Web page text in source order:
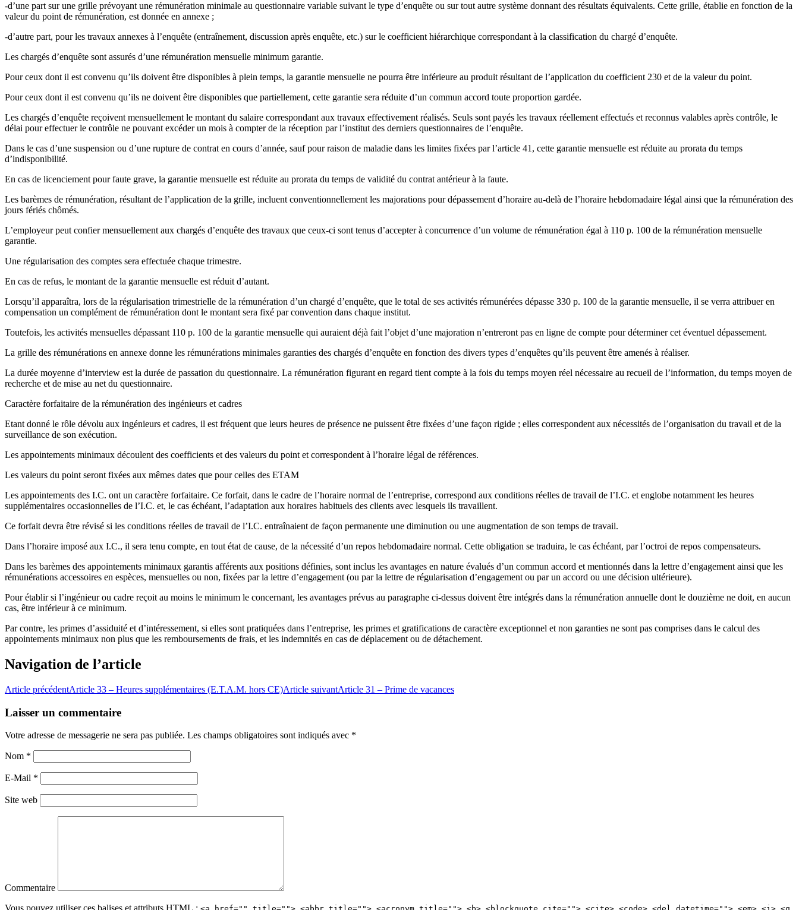
-d’une part sur une grille prévoyant une rémunération minimale au questionnaire variable suivant le type d’enquête ou sur tout autre système donnant des résultats équivalents. Cette grille, établie en fonction de la
valeur du point de rémunération, est donnée en annexe ;
-d’autre part, pour les travaux annexes à l’enquête (entraînement, discussion après enquête, etc.) sur le coefficient hiérarchique correspondant à la classification du chargé d’enquête.
Les chargés d’enquête sont assurés d’une rémunération mensuelle minimum garantie.
Pour ceux dont il est convenu qu’ils doivent être disponibles à plein temps, la garantie mensuelle ne pourra être inférieure au produit résultant de l’application du coefficient 230 et de la valeur du point.
Pour ceux dont il est convenu qu’ils ne doivent être disponibles que partiellement, cette garantie sera réduite d’un commun accord toute proportion gardée.
Les chargés d’enquête reçoivent mensuellement le montant du salaire correspondant aux travaux effectivement réalisés. Seuls sont payés les travaux réellement effectués et reconnus valables après contrôle, le
délai pour effectuer le contrôle ne pouvant excéder un mois à compter de la réception par l’institut des derniers questionnaires de l’enquête.
Dans le cas d’une suspension ou d’une rupture de contrat en cours d’année, sauf pour raison de maladie dans les limites fixées par l’article 41, cette garantie mensuelle est réduite au prorata du temps
d’indisponibilité.
En cas de licenciement pour faute grave, la garantie mensuelle est réduite au prorata du temps de validité du contrat antérieur à la faute.
Les barèmes de rémunération, résultant de l’application de la grille, incluent conventionnellement les majorations pour dépassement d’horaire au-delà de l’horaire hebdomadaire légal ainsi que la rémunération des
jours fériés chômés.
L’employeur peut confier mensuellement aux chargés d’enquête des travaux que ceux-ci sont tenus d’accepter à concurrence d’un volume de rémunération égal à 110 p. 100 de la rémunération mensuelle
garantie.
Une régularisation des comptes sera effectuée chaque trimestre.
En cas de refus, le montant de la garantie mensuelle est réduit d’autant.
Lorsqu’il apparaîtra, lors de la régularisation trimestrielle de la rémunération d’un chargé d’enquête, que le total de ses activités rémunérées dépasse 330 p. 100 de la garantie mensuelle, il se verra attribuer en
compensation un complément de rémunération dont le montant sera fixé par convention dans chaque institut.
Toutefois, les activités mensuelles dépassant 110 p. 100 de la garantie mensuelle qui auraient déjà fait l’objet d’une majoration n’entreront pas en ligne de compte pour déterminer cet éventuel dépassement.
La grille des rémunérations en annexe donne les rémunérations minimales garanties des chargés d’enquête en fonction des divers types d’enquêtes qu’ils peuvent être amenés à réaliser.
La durée moyenne d’interview est la durée de passation du questionnaire. La rémunération figurant en regard tient compte à la fois du temps moyen réel nécessaire au recueil de l’information, du temps moyen de
recherche et de mise au net du questionnaire.
Caractère forfaitaire de la rémunération des ingénieurs et cadres
Etant donné le rôle dévolu aux ingénieurs et cadres, il est fréquent que leurs heures de présence ne puissent être fixées d’une façon rigide ; elles correspondent aux nécessités de l’organisation du travail et de la
surveillance de son exécution.
Les appointements minimaux découlent des coefficients et des valeurs du point et correspondent à l’horaire légal de références.
Les valeurs du point seront fixées aux mêmes dates que pour celles des ETAM
Les appointements des I.C. ont un caractère forfaitaire. Ce forfait, dans le cadre de l’horaire normal de l’entreprise, correspond aux conditions réelles de travail de l’I.C. et englobe notamment les heures
supplémentaires occasionnelles de l’I.C. et, le cas échéant, l’adaptation aux horaires habituels des clients avec lesquels ils travaillent.
Ce forfait devra être révisé si les conditions réelles de travail de l’I.C. entraînaient de façon permanente une diminution ou une augmentation de son temps de travail.
Dans l’horaire imposé aux I.C., il sera tenu compte, en tout état de cause, de la nécessité d’un repos hebdomadaire normal. Cette obligation se traduira, le cas échéant, par l’octroi de repos compensateurs.
Dans les barèmes des appointements minimaux garantis afférents aux positions définies, sont inclus les avantages en nature évalués d’un commun accord et mentionnés dans la lettre d’engagement ainsi que les
rémunérations accessoires en espèces, mensuelles ou non, fixées par la lettre d’engagement (ou par la lettre de régularisation d’engagement ou par un accord ou une décision ultérieure).
Pour établir si l’ingénieur ou cadre reçoit au moins le minimum le concernant, les avantages prévus au paragraphe ci-dessus doivent être intégrés dans la rémunération annuelle dont le douzième ne doit, en aucun
cas, être inférieur à ce minimum.
Par contre, les primes d’assiduité et d’intéressement, si elles sont pratiquées dans l’entreprise, les primes et gratifications de caractère exceptionnel et non garanties ne sont pas comprises dans le calcul des
appointements minimaux non plus que les remboursements de frais, et les indemnités en cas de déplacement ou de détachement.
Navigation de l’article
Article précédentArticle 33 – Heures supplémentaires (E.T.A.M. hors CE)Article suivantArticle 31 – Prime de vacances
Laisser un commentaire
Votre adresse de messagerie ne sera pas publiée. Les champs obligatoires sont indiqués avec *
Nom *
E-Mail *
Site web
Commentaire